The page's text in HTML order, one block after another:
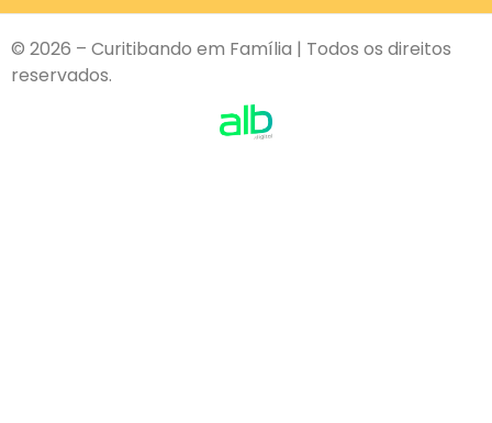
© 2026 – Curitibando em Família | Todos os direitos
reservados.